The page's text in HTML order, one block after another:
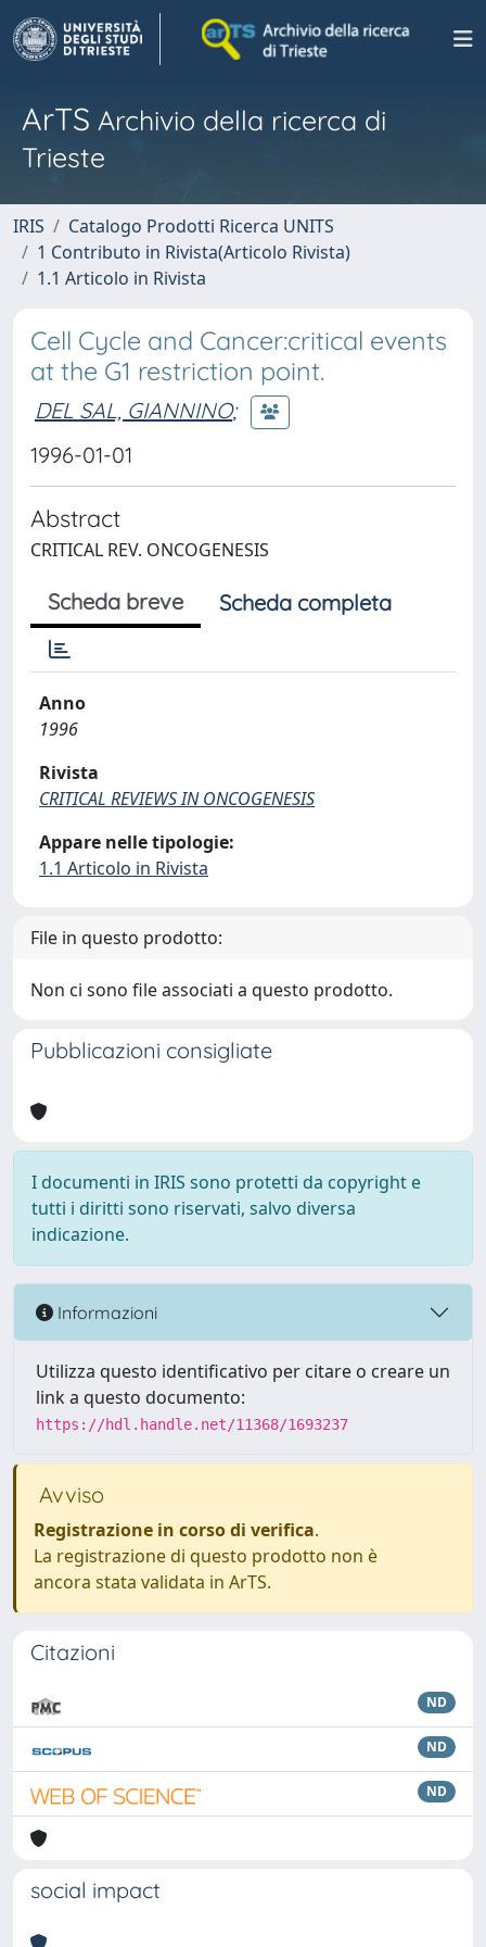
ArTS Archivio della ricerca di
Trieste
IRIS
Catalogo Prodotti Ricerca UNITS
1 Contributo in Rivista(Articolo Rivista)
1.1 Articolo in Rivista
Cell Cycle and Cancer:critical events
at the G1 restriction point.
DEL SAL, GIANNINO;
1996-01-01
Abstract
CRITICAL REV. ONCOGENESIS
Scheda breve Scheda completa
Anno
1996
Rivista
CRITICAL REVIEWS IN ONCOGENESIS
Appare nelle tipologie:
1.1 Articolo in Rivista
File in questo prodotto:
Non ci sono file associati a questo prodotto.
Pubblicazioni consigliate
I documenti in IRIS sono protetti da copyright e
tutti i diritti sono riservati, salvo diversa
indicazione.
Informazioni
Utilizza questo identificativo per citare o creare un
link a questo documento:
https://hdl.handle.net/11368/1693237
Avviso
Registrazione in corso di verifica.
La registrazione di questo prodotto non è
ancora stata validata in ArTS.
Citazioni
ND
ND
ND
social impact